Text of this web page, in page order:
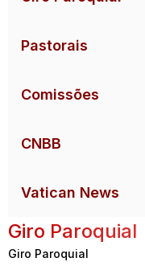
Pastorais
Comissões
CNBB
Vatican News
Giro Paroquial
Giro Paroquial